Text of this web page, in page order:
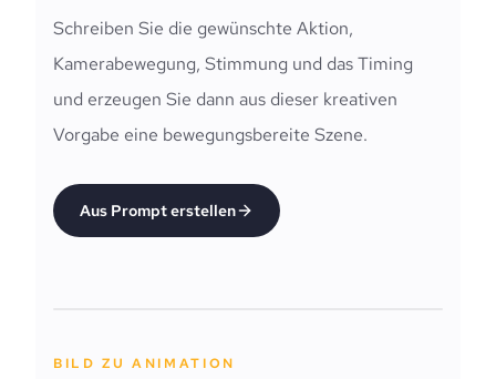
Schreiben Sie die gewünschte Aktion,
Kamerabewegung, Stimmung und das Timing
und erzeugen Sie dann aus dieser kreativen
Vorgabe eine bewegungsbereite Szene.
Aus Prompt erstellen
BILD ZU ANIMATION